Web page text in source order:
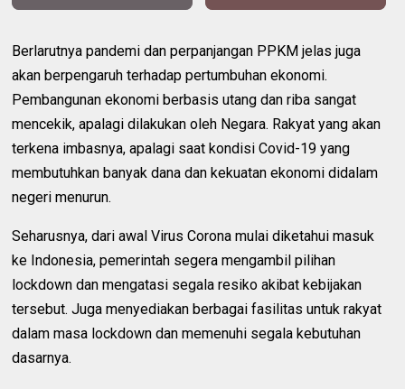
Berlarutnya pandemi dan perpanjangan PPKM jelas juga
akan berpengaruh terhadap pertumbuhan ekonomi.
Pembangunan ekonomi berbasis utang dan riba sangat
mencekik, apalagi dilakukan oleh Negara. Rakyat yang akan
terkena imbasnya, apalagi saat kondisi Covid-19 yang
membutuhkan banyak dana dan kekuatan ekonomi didalam
negeri menurun.
Seharusnya, dari awal Virus Corona mulai diketahui masuk
ke Indonesia, pemerintah segera mengambil pilihan
lockdown dan mengatasi segala resiko akibat kebijakan
tersebut. Juga menyediakan berbagai fasilitas untuk rakyat
dalam masa lockdown dan memenuhi segala kebutuhan
dasarnya.